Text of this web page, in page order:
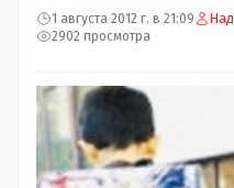
1 августа 2012 г. в 21:09
2902 просмотра